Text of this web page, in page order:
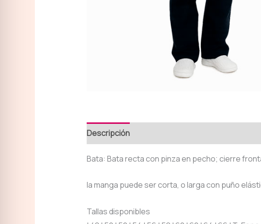
Descripción
Bata: Bata recta con pinza en pecho; cierre
la manga puede ser corta, o larga con puño
Tallas disponibles